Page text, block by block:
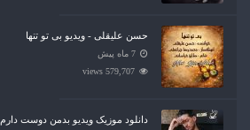
حسن علیقلی - ویدیو بی تو تنها
7 ماه پیش
579,707 views
دانلود موزیک ویدیو بدمن دوست دارم